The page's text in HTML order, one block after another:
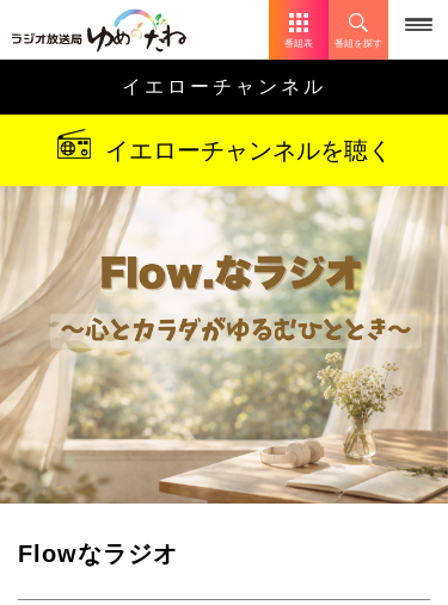
番組表 番組を探す
イエローチャンネル
イエローチャンネルを聴く
Flowなラジオ